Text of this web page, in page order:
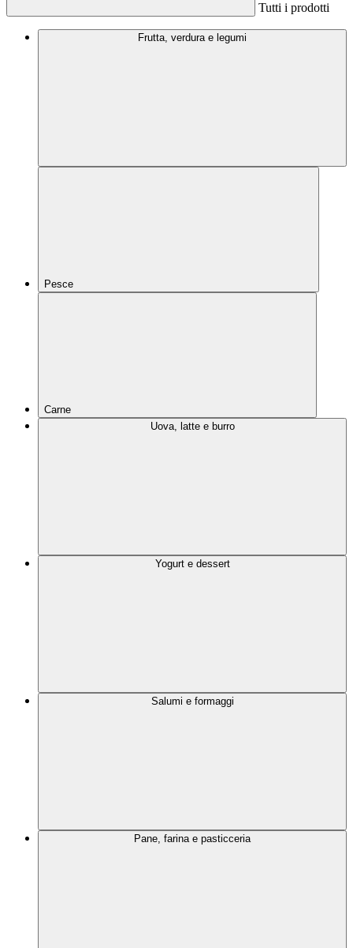
Tutti i prodotti
Frutta, verdura e legumi
Pesce
Carne
Uova, latte e burro
Yogurt e dessert
Salumi e formaggi
Pane, farina e pasticceria